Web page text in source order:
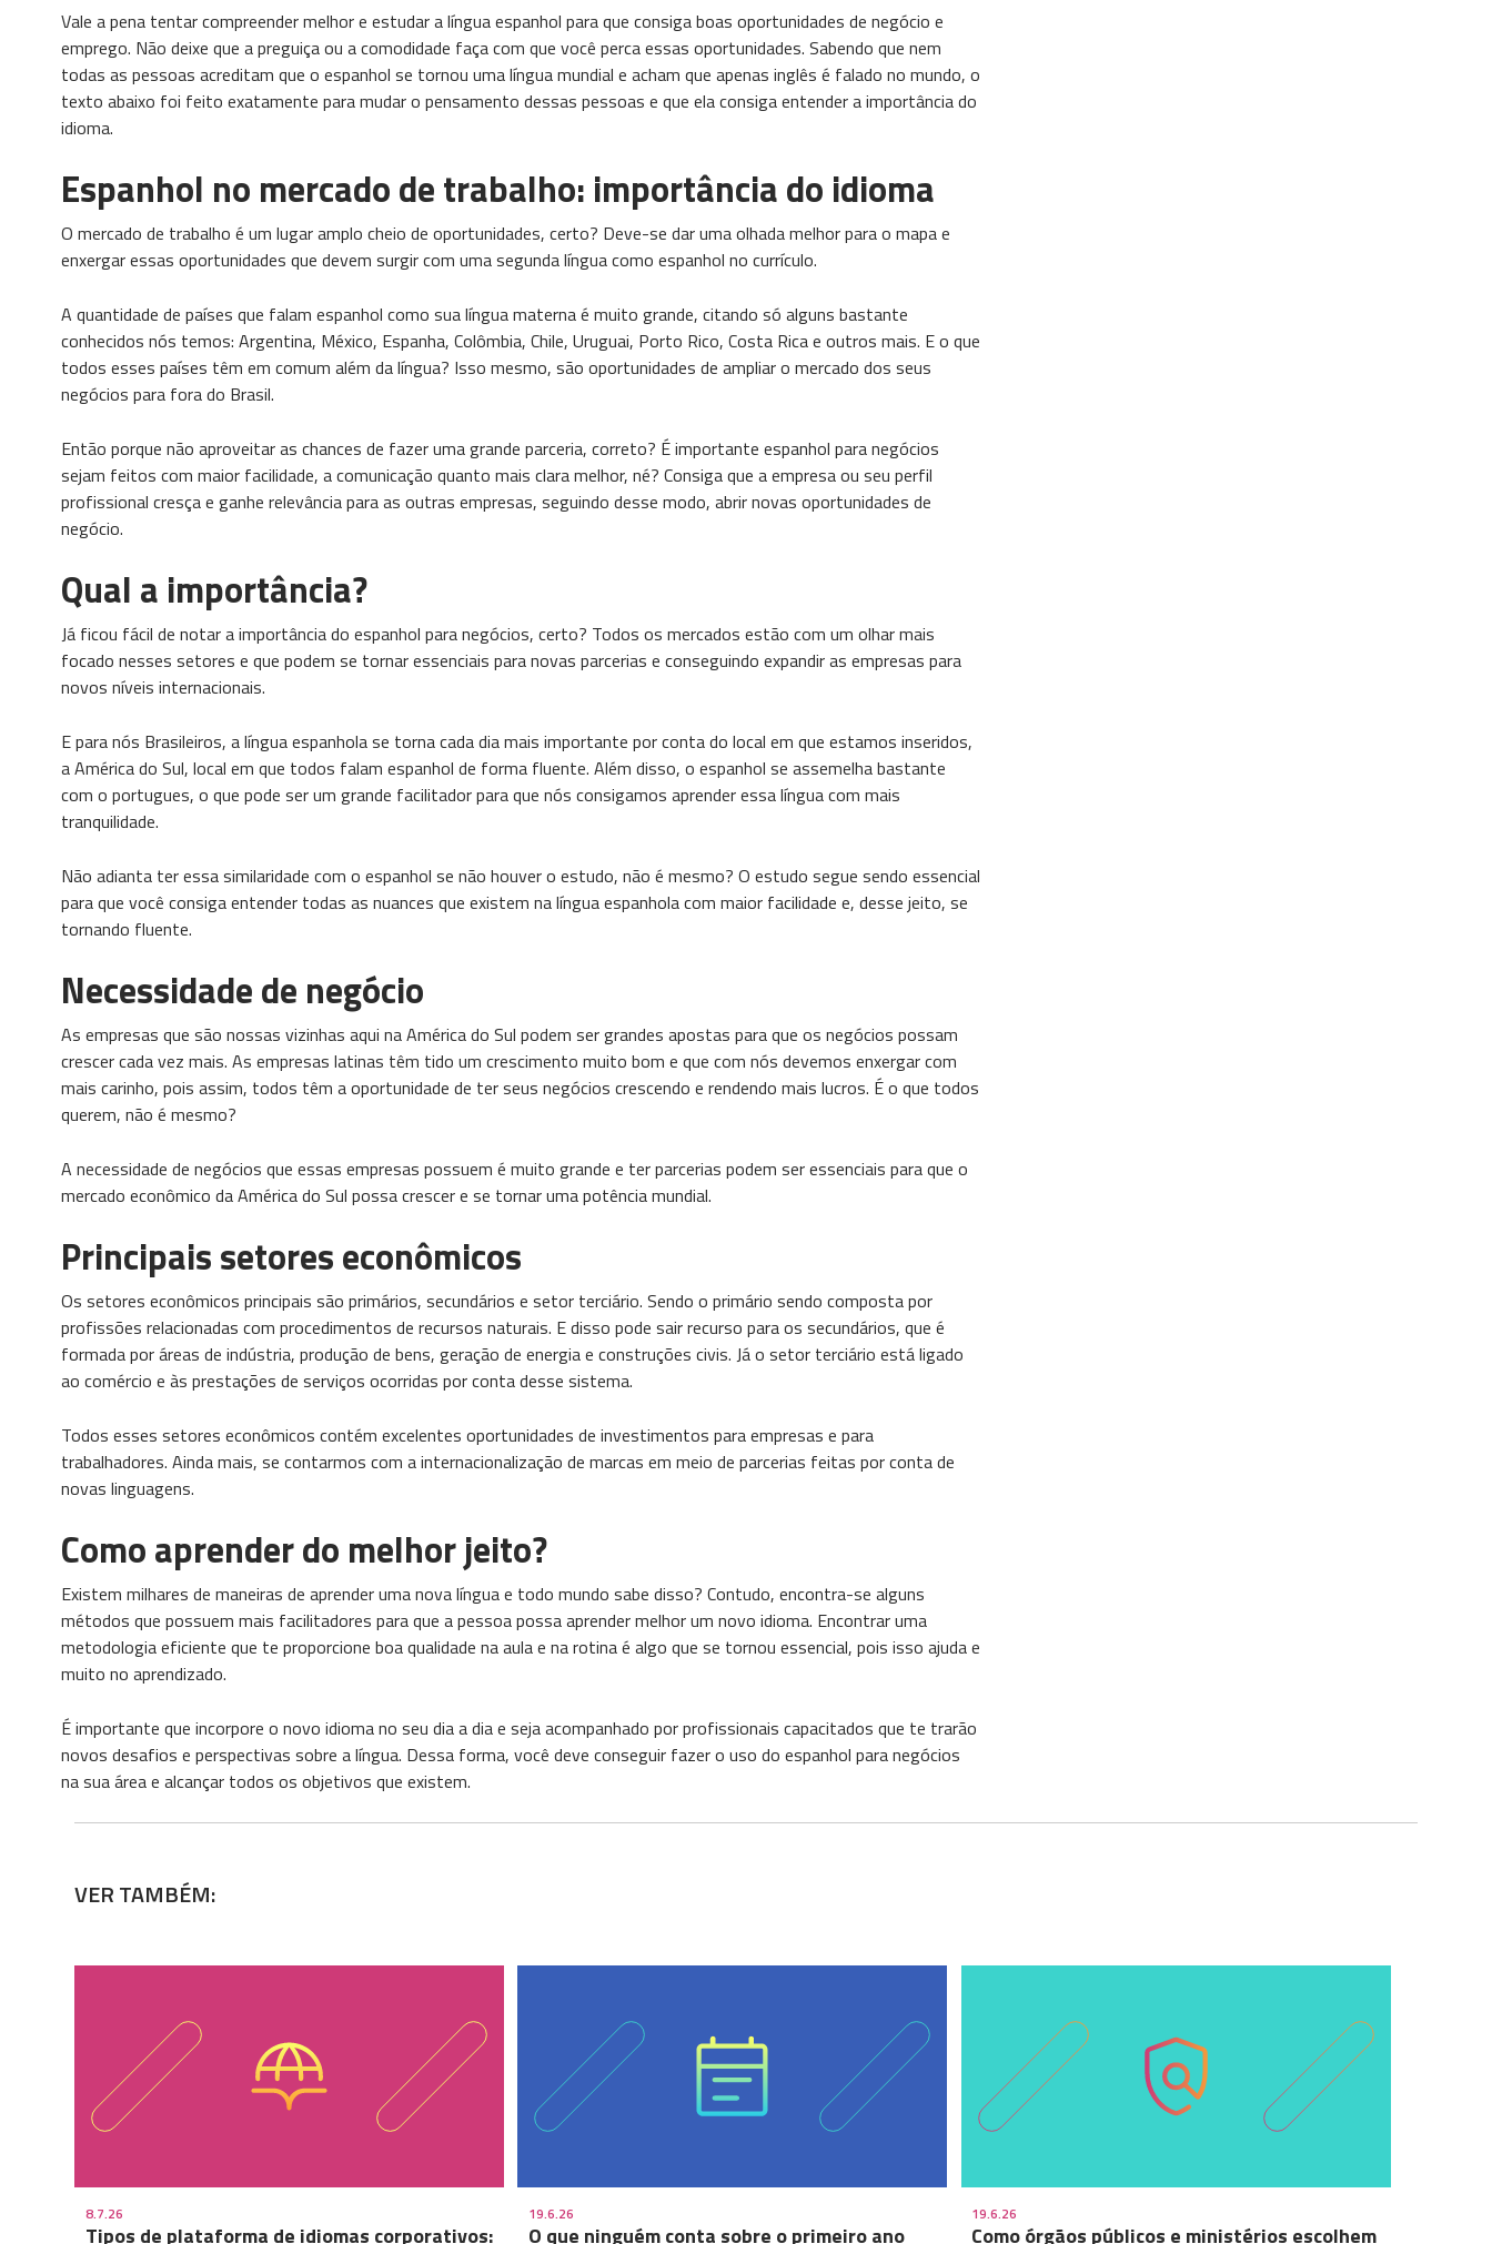
Vale a pena tentar compreender melhor e estudar a língua espanhol para que consiga boas oportunidades de negócio e
emprego. Não deixe que a preguiça ou a comodidade faça com que você perca essas oportunidades. Sabendo que nem
todas as pessoas acreditam que o espanhol se tornou uma língua mundial e acham que apenas inglês é falado no mundo, o
texto abaixo foi feito exatamente para mudar o pensamento dessas pessoas e que ela consiga entender a importância do
idioma.
Espanhol no mercado de trabalho: importância do idioma
O mercado de trabalho é um lugar amplo cheio de oportunidades, certo? Deve-se dar uma olhada melhor para o mapa e
enxergar essas oportunidades que devem surgir com uma segunda língua como espanhol no currículo.
A quantidade de países que falam espanhol como sua língua materna é muito grande, citando só alguns bastante
conhecidos nós temos: Argentina, México, Espanha, Colômbia, Chile, Uruguai, Porto Rico, Costa Rica e outros mais. E o que
todos esses países têm em comum além da língua? Isso mesmo, são oportunidades de ampliar o mercado dos seus
negócios para fora do Brasil.
Então porque não aproveitar as chances de fazer uma grande parceria, correto? É importante espanhol para negócios
sejam feitos com maior facilidade, a comunicação quanto mais clara melhor, né? Consiga que a empresa ou seu perfil
profissional cresça e ganhe relevância para as outras empresas, seguindo desse modo, abrir novas oportunidades de
negócio.
Qual a importância?
Já ficou fácil de notar a importância do espanhol para negócios, certo? Todos os mercados estão com um olhar mais
focado nesses setores e que podem se tornar essenciais para novas parcerias e conseguindo expandir as empresas para
novos níveis internacionais.
E para nós Brasileiros, a língua espanhola se torna cada dia mais importante por conta do local em que estamos inseridos,
a América do Sul, local em que todos falam espanhol de forma fluente. Além disso, o espanhol se assemelha bastante
com o portugues, o que pode ser um grande facilitador para que nós consigamos aprender essa língua com mais
tranquilidade.
Não adianta ter essa similaridade com o espanhol se não houver o estudo, não é mesmo? O estudo segue sendo essencial
para que você consiga entender todas as nuances que existem na língua espanhola com maior facilidade e, desse jeito, se
tornando fluente.
Necessidade de negócio
As empresas que são nossas vizinhas aqui na América do Sul podem ser grandes apostas para que os negócios possam
crescer cada vez mais. As empresas latinas têm tido um crescimento muito bom e que com nós devemos enxergar com
mais carinho, pois assim, todos têm a oportunidade de ter seus negócios crescendo e rendendo mais lucros. É o que todos
querem, não é mesmo?
A necessidade de negócios que essas empresas possuem é muito grande e ter parcerias podem ser essenciais para que o
mercado econômico da América do Sul possa crescer e se tornar uma potência mundial.
Principais setores econômicos
Os setores econômicos principais são primários, secundários e setor terciário. Sendo o primário sendo composta por
profissões relacionadas com procedimentos de recursos naturais. E disso pode sair recurso para os secundários, que é
formada por áreas de indústria, produção de bens, geração de energia e construções civis. Já o setor terciário está ligado
ao comércio e às prestações de serviços ocorridas por conta desse sistema.
Todos esses setores econômicos contém excelentes oportunidades de investimentos para empresas e para
trabalhadores. Ainda mais, se contarmos com a internacionalização de marcas em meio de parcerias feitas por conta de
novas linguagens.
Como aprender do melhor jeito?
Existem milhares de maneiras de aprender uma nova língua e todo mundo sabe disso? Contudo, encontra-se alguns
métodos que possuem mais facilitadores para que a pessoa possa aprender melhor um novo idioma. Encontrar uma
metodologia eficiente que te proporcione boa qualidade na aula e na rotina é algo que se tornou essencial, pois isso ajuda e
muito no aprendizado.
É importante que incorpore o novo idioma no seu dia a dia e seja acompanhado por profissionais capacitados que te trarão
novos desafios e perspectivas sobre a língua. Dessa forma, você deve conseguir fazer o uso do espanhol para negócios
na sua área e alcançar todos os objetivos que existem.
VER TAMBÉM:
8.7.26
Tipos de plataforma de idiomas corporativos:
19.6.26
O que ninguém conta sobre o primeiro ano
19.6.26
Como órgãos públicos e ministérios escolhem